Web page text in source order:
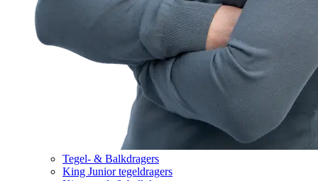
Tegel- & Balkdragers
King Junior tegeldragers